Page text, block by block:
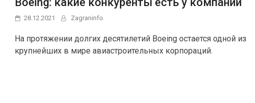
28.12.2021 Zagraninfo
На протяжении долгих десятилетий Boeing остается одной из
крупнейших в мире авиастроительных корпораций.